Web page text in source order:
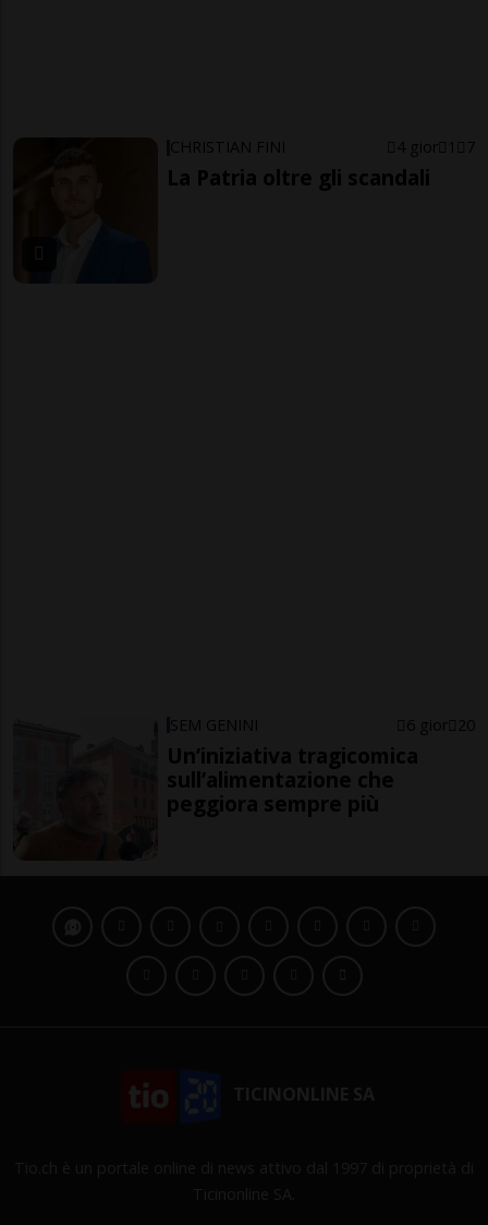
CHRISTIAN FINI 4 gior 1 7
La Patria oltre gli scandali
SEM GENINI 6 gior 20
Un’iniziativa tragicomica
sull’alimentazione che
peggiora sempre più